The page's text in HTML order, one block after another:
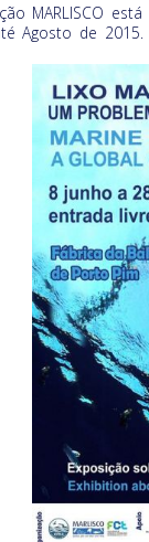
MARLISCO
Agosto de 2015.